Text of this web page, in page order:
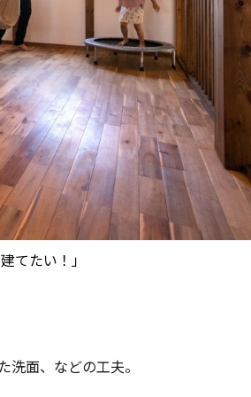
てたい！」
面、などの工夫。